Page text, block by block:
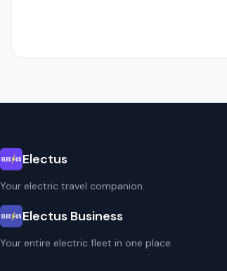
Electus
Your electric travel companion.
Electus Business
Your entire electric fleet in one place.